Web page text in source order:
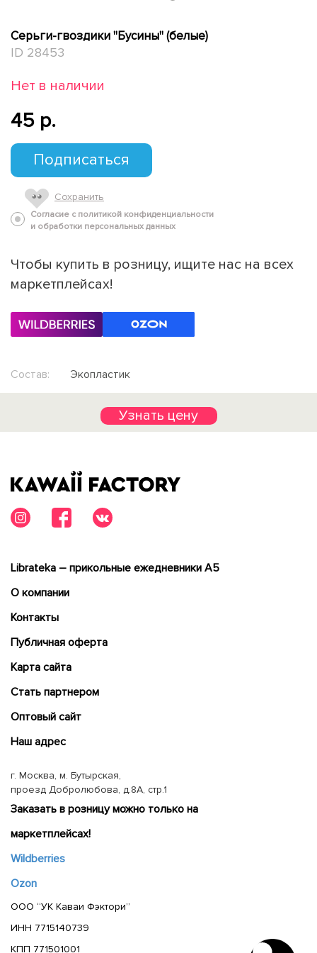
Серьги-гвоздики "Бусины" (белые)
ID 28453
Нет в наличии
45 p.
Подписаться
Сохранить
Согласие с политикой конфиденциальности
и обработки персональных данных
Чтобы купить в розницу, ищите нас на всех
маркетплейсах!
Состав: Экопластик
Узнать цену
Librateka – прикольные ежедневники А5
О компании
Контакты
Публичная оферта
Карта сайта
Cтать партнером
Оптовый сайт
Наш адрес
г. Москва, м. Бутырская,
проезд Добролюбова, д.8А, стр.1
Заказать в розницу можно только на
маркетплейсах!
Wildberries
Ozon
ООО “УК Каваи Фэктори”
ИНН 7715140739
КПП 771501001